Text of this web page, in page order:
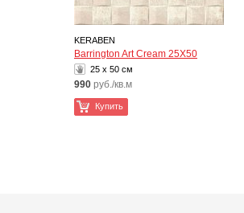
KERABEN
Barrington Art Cream 25X50
25 x 50 см
990 руб./кв.м
Купить